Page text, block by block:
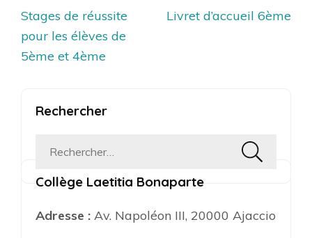
Navigation
de
l’article
Stages de réussite
pour les élèves de
5ème et 4ème
Livret d’accueil 6ème
Rechercher
Rechercher :
Collège Laetitia Bonaparte
Adresse : Av. Napoléon III, 20000 Ajaccio